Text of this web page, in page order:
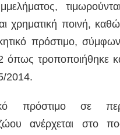
εντυπωσιασμού και
υγείας με
πριν τον
χρηματική ποινή,
πρόστιμο,
όπως τροποποιήθηκε
2014.
πρόστιμο σε
ανέρχεται στο